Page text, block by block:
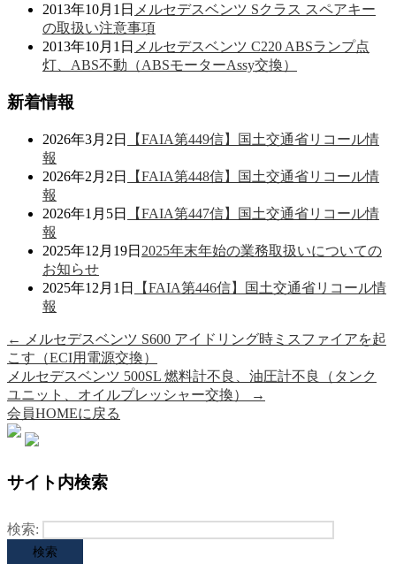
2013年10月1日 メルセデスベンツ Sクラス スペアキー
の取扱い注意事項
2013年10月1日 メルセデスベンツ C220 ABSランプ点
灯、ABS不動（ABSモーターAssy交換）
新着情報
2026年3月2日
【FAIA第449信】国土交通省リコール情
報
2026年2月2日
【FAIA第448信】国土交通省リコール情
報
2026年1月5日
【FAIA第447信】国土交通省リコール情
報
2025年12月19日 2025年末年始の業務取扱いについての
お知らせ
2025年12月1日
【FAIA第446信】国土交通省リコール情
報
←
メルセデスベンツ S600 アイドリング時ミスファイアを起
こす（ECI用電源交換）
メルセデスベンツ 500SL 燃料計不良、油圧計不良（タンク
ユニット、オイルプレッシャー交換）
→
会員HOMEに戻る
サイト内検索
検索: